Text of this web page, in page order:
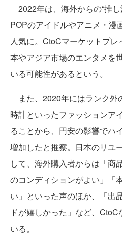
2022年は、海外からの“推
POPのアイドルやアニメ・漫
人気に。CtoCマーケットプ
本やアジア市場のエンタメを
いる可能性があるという。
また、2020年にはランク外
時計といったファッションア
ることから、円安の影響でハ
増加したと推察。日本のリユ
して、海外購入者からは「商
のコンディションがよい」「
い」といった声のほか、「出
ドが嬉しかった」など、
いる。